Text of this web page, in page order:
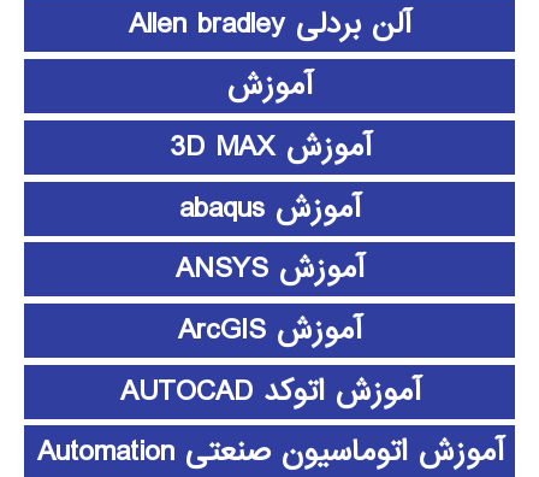
آلن بردلی Allen bradley
آموزش
آموزش 3D MAX
آموزش abaqus
آموزش ANSYS
آموزش ArcGIS
آموزش اتوکد AUTOCAD
آموزش اتوماسیون صنعتی Automation